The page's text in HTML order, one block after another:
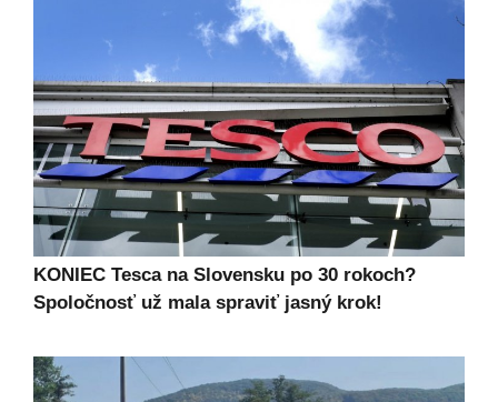
KONIEC Tesca na Slovensku po 30 rokoch?
Spoločnosť už mala spraviť jasný krok!